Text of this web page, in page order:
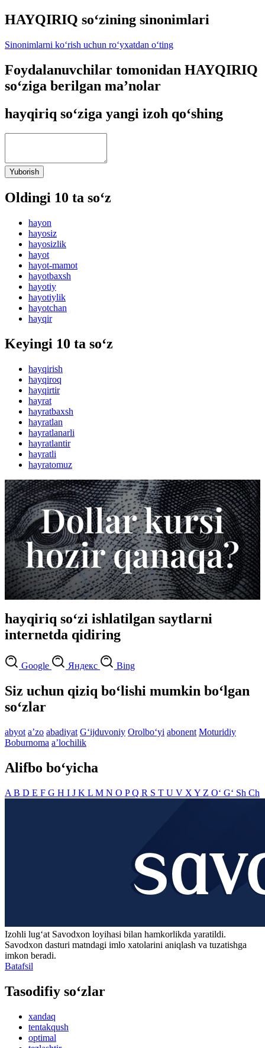
HAYQIRIQ so‘zining sinonimlari
Sinonimlarni ko‘rish uchun ro‘yxatdan o‘ting
Foydalanuvchilar tomonidan HAYQIRIQ
so‘ziga berilgan ma’nolar
hayqiriq so‘ziga yangi izoh qo‘shing
Yuborish
Oldingi 10 ta so‘z
hayon
hayosiz
hayosizlik
hayot
hayot-mamot
hayotbaxsh
hayotiy
hayotiylik
hayotchan
hayqir
Keyingi 10 ta so‘z
hayqirish
hayqiroq
hayqirtir
hayrat
hayratbaxsh
hayratlan
hayratlanarli
hayratlantir
hayratli
hayratomuz
hayqiriq so‘zi ishlatilgan saytlarni
internetda qidiring
Google Яндекс Bing
Siz uchun qiziq bo‘lishi mumkin bo‘lgan
so‘zlar
abyot aʼzo abadiyat G‘ijduvoniy Orolbo‘yi abonent Moturidiy
Boburnoma aʼlochilik
Alifbo bo‘yicha
A B D E F G H I J K L M N O PQ R S T U V X Y Z O‘ G‘ Sh Ch
Izohli lugʻat Savodxon loyihasi bilan hamkorlikda yaratildi.
Savodxon dasturi matndagi imlo xatolarini aniqlash va tuzatishga
imkon beradi.
Batafsil
Tasodifiy so‘zlar
xandaq
tentakqush
optimal